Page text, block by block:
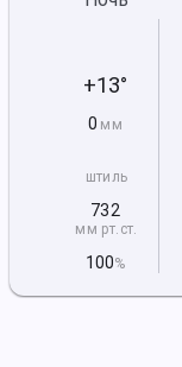
+13°
0 мм
штиль
732
мм рт.ст.
100%